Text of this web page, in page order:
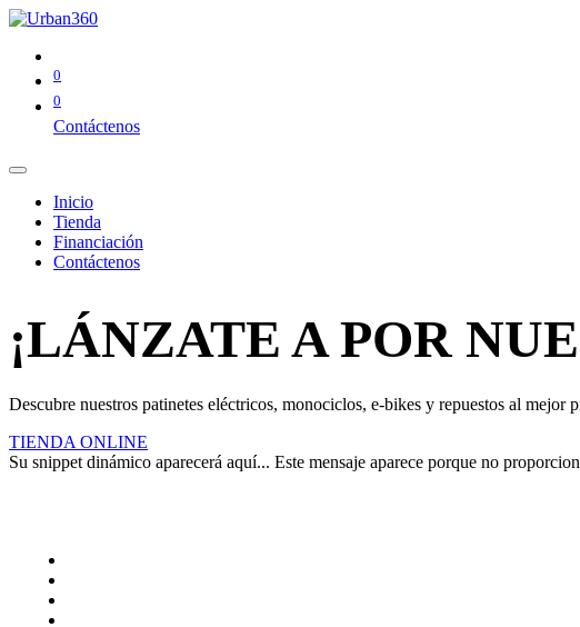
0
0
Contáctenos
Inicio
Tienda
Financiación
Contáctenos
¡LÁNZATE A POR
Descubre nuestros patinetes eléctricos, monociclos, e-bikes y repuestos al
TIENDA ONLINE
Su snippet dinámico aparecerá aquí... Este mensaje aparece porque no